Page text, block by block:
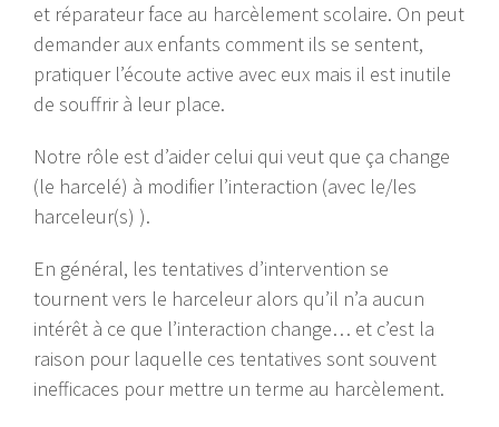
et réparateur face au harcèlement scolaire. On peut
demander aux enfants comment ils se sentent,
pratiquer l’écoute active avec eux mais il est inutile
de souffrir à leur place.
Notre rôle est d’aider celui qui veut que ça change
(le harcelé) à modifier l’interaction (avec le/les
harceleur(s) ).
En général, les tentatives d’intervention se
tournent vers le harceleur alors qu’il n’a aucun
intérêt à ce que l’interaction change… et c’est la
raison pour laquelle ces tentatives sont souvent
inefficaces pour mettre un terme au harcèlement.